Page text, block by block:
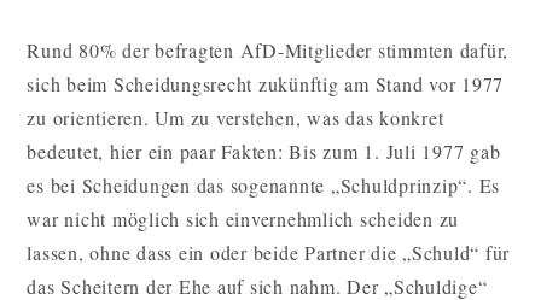
Rund 80% der befragten AfD-Mitglieder stimmten dafür,
sich beim Scheidungsrecht zukünftig am Stand vor 1977
zu orientieren. Um zu verstehen, was das konkret
bedeutet, hier ein paar Fakten: Bis zum 1. Juli 1977 gab
es bei Scheidungen das sogenannte „Schuldprinzip“. Es
war nicht möglich sich einvernehmlich scheiden zu
lassen, ohne dass ein oder beide Partner die „Schuld“ für
das Scheitern der Ehe auf sich nahm. Der „Schuldige“